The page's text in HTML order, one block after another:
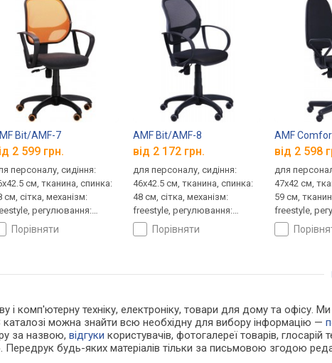
Bit/AMF-7
2 599 грн.
персоналу, сидіння:
см, тканина, спинка:
см, сітка, механізм:
регулювання:
жорсткості
порівняти
AMF Bit/AMF-8
від 2 172 грн.
для персоналу, сидіння:
46x42.5 см, тканина, спинка:
48 см, сітка, механізм:
freestyle, регулювання:
висоти, жорсткості
порівняти
AMF
від 2 598
для
47x42 см,
59 см,
freestyle,
висоти,
і комп'ютерну техніку, електроніку, товари для дому та офісу.
можна знайти всю необхідну для вибору інформацію —
за назвою,відгуки користувачів, фотогалереї товарів, глосарій
Передрук будь-яких матеріалів тільки за письмовою згодою